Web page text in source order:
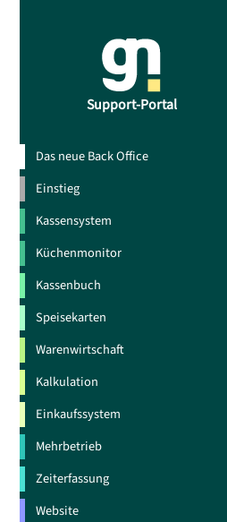
Support-Portal
Das neue Back Office
Einstieg
Kassensystem
Küchenmonitor
Kassenbuch
Speisekarten
Warenwirtschaft
Kalkulation
Einkaufssystem
Mehrbetrieb
Zeiterfassung
Website